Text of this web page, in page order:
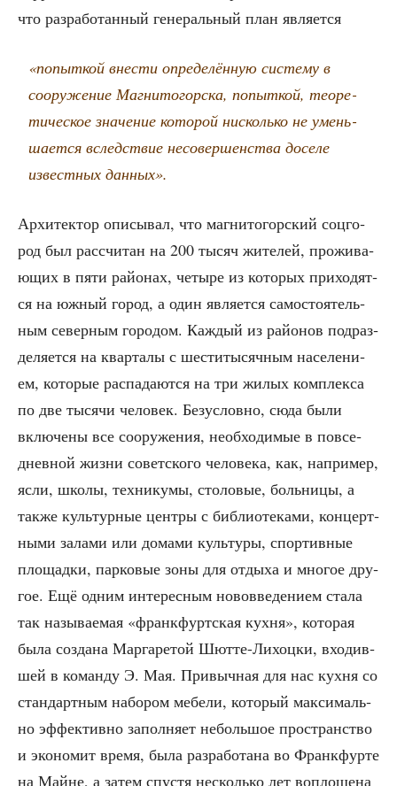
что раз­ра­бо­тан­ный гене­раль­ный план является
«попыт­кой вне­сти опре­де­лён­ную систе­му в
соору­же­ние Маг­ни­то­гор­ска, попыт­кой, тео­ре­
ти­че­ское зна­че­ние кото­рой нисколь­ко не умень­
ша­ет­ся вслед­ствие несо­вер­шен­ства досе­ле
извест­ных данных».
Архи­тек­тор опи­сы­вал, что маг­ни­то­гор­ский соц­го­
род был рас­счи­тан на 200 тысяч жите­лей, про­жи­ва­
ю­щих в пяти рай­о­нах, четы­ре из кото­рых при­хо­дят­
ся на южный город, а один явля­ет­ся само­сто­я­тель­
ным север­ным горо­дом. Каж­дый из рай­о­нов под­раз­
де­ля­ет­ся на квар­та­лы с шести­ты­сяч­ным насе­ле­ни­
ем, кото­рые рас­па­да­ют­ся на три жилых ком­плек­са
по две тыся­чи чело­век. Без­услов­но, сюда были
вклю­че­ны все соору­же­ния, необ­хо­ди­мые в повсе­
днев­ной жиз­ни совет­ско­го чело­ве­ка, как, напри­мер,
ясли, шко­лы, тех­ни­ку­мы, сто­ло­вые, боль­ни­цы, а
так­же куль­тур­ные цен­тры с биб­лио­те­ка­ми, кон­церт­
ны­ми зала­ми или дома­ми куль­ту­ры, спор­тив­ные
пло­щад­ки, пар­ко­вые зоны для отды­ха и мно­гое дру­
гое. Ещё одним инте­рес­ным ново­вве­де­ни­ем ста­ла
так назы­ва­е­мая «франк­фурт­ская кух­ня», кото­рая
была созда­на Мар­га­ре­той Шют­те-Лихоц­ки, вхо­див­
шей в коман­ду Э. Мая. При­выч­ная для нас кух­ня со
стан­дарт­ным набо­ром мебе­ли, кото­рый мак­си­маль­
но эффек­тив­но запол­ня­ет неболь­шое про­стран­ство
и эко­но­мит вре­мя, была раз­ра­бо­та­на во Франк­фур­те
на Майне, а затем спу­стя несколь­ко лет вопло­ще­на